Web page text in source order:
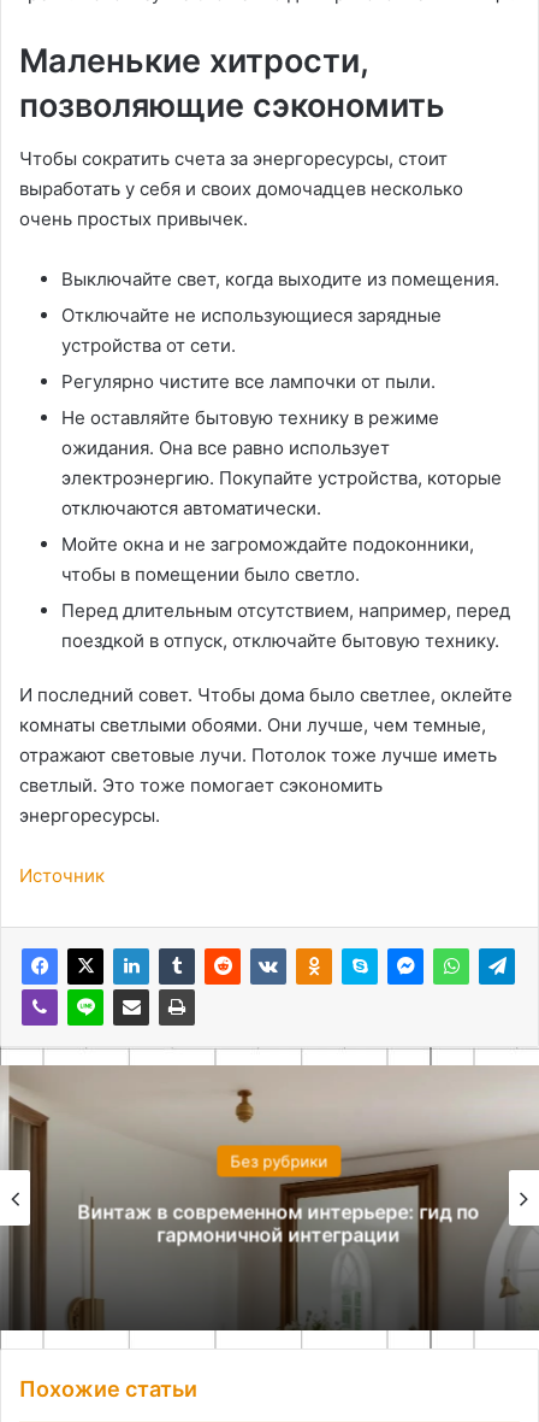
Маленькие хитрости,
позволяющие сэкономить
Чтобы сократить счета за энергоресурсы, стоит
выработать у себя и своих домочадцев несколько
очень простых привычек.
Выключайте свет, когда выходите из помещения.
Отключайте не использующиеся зарядные
устройства от сети.
Регулярно чистите все лампочки от пыли.
Не оставляйте бытовую технику в режиме
ожидания. Она все равно использует
электроэнергию. Покупайте устройства, которые
отключаются автоматически.
Мойте окна и не загромождайте подоконники,
чтобы в помещении было светло.
Перед длительным отсутствием, например, перед
поездкой в отпуск, отключайте бытовую технику.
И последний совет. Чтобы дома было светлее, оклейте
комнаты светлыми обоями. Они лучше, чем темные,
отражают световые лучи. Потолок тоже лучше иметь
светлый. Это тоже помогает сэкономить
энергоресурсы.
Источник
Без рубрики
Винтаж в современном интерьере: гид по
гармоничной интеграции
Похожие статьи